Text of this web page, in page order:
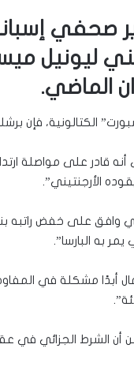
صحفي
ليونيل
الماضي.
الكتالونية، فإن
قادر على مواصلة
الأرجنتيني”.
به البارسا”.
أبدًا مشكلة في
الجزائي في عقد ميسي